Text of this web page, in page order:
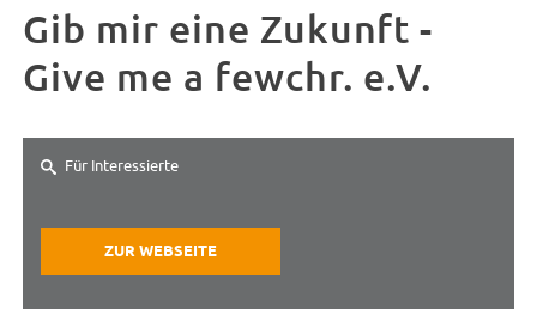
Gib mir eine Zukunft -
Give me a fewchr. e.V.
Für Interessierte
ZUR WEBSEITE